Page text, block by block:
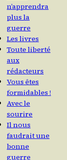
n’apprendra
plus la
guerre
Les livres
Toute liberté
aux
rédacteurs
Vous êtes
formidables !
Avec le
sourire
Il nous
faudrait une
bonne
guerre